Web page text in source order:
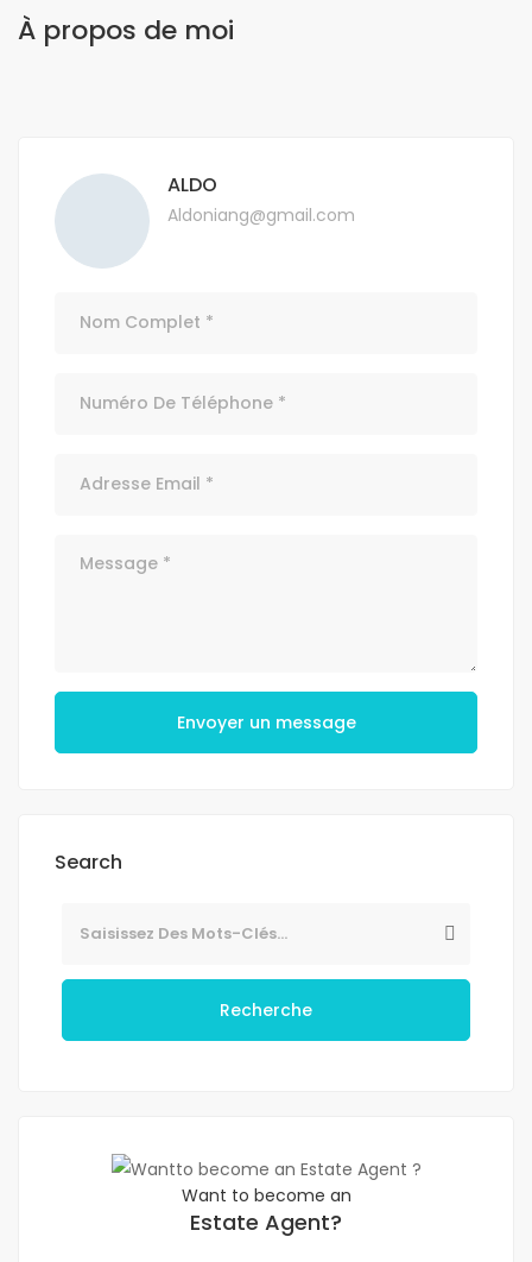
À propos de moi
ALDO
Aldoniang@gmail.com
Envoyer un message
Search
Recherche
Want to become an
Estate Agent?